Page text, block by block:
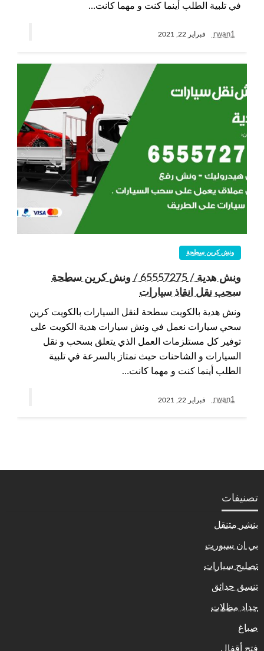
في تلبية الطلب أينما كنت و مهما كانت…
rwan1 فبراير 22, 2021
ونش كرين سطحة
ونش هدية / 65557275 / ونش كرين سطحة
سحب نقل انقاذ سيارات
ونش هدية بالكويت سطحة لنقل السيارات بالكويت كرين
سحي سيارات نعمل في ونش سيارات هدية الكويت على
توفير كل مستلزمات العمل الذي يتعلق بسحب و نقل
السيارات و الشاحنات حيث نمتاز بالسرعة في تلبية
الطلب أينما كنت و مهما كانت…
rwan1 فبراير 22, 2021
تصنيفات
بنشر متنقل
بي ان سبورت
تصليح سيارات
تنسق حدائق
حداد مظلات
صباغ
فتح أقفال